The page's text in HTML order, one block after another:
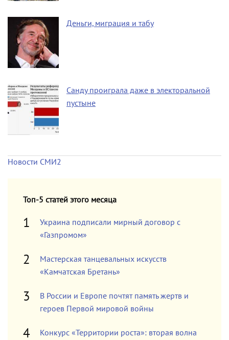
Деньги, миграция и табу
Санду проиграла даже в электоральной
пустыне
Новости СМИ2
Топ-5 статей этого месяца
Украина подписали мирный договор с
«Газпромом»
Мастерская танцевальных искусств
«Камчатская Бретань»
В России и Европе почтят память жертв и
героев Первой мировой войны
Конкурс «Территории роста»: вторая волна